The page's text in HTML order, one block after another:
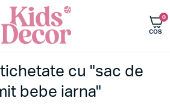
COS
0
cu "sac de
bebe iarna"